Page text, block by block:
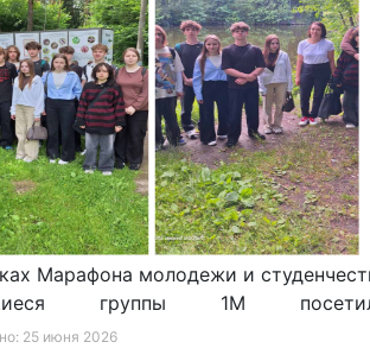
Марафона молодежи и
группы 1М
тропу «Природа в каждом
25 июня 2026